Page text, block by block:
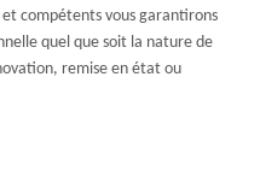
compétents vous garantirons
quel que soit la nature de
remise en état ou